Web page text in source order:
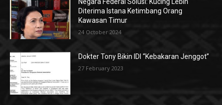
Diterima Istana Ketimbang Orang
Kawasan Timur
24 October 2024
Dokter Tony Bikin IDI “Kebakaran Jenggot”
27 February 2023